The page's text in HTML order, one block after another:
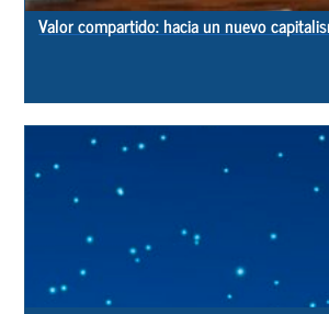
Valor compartido: hacia un nuevo